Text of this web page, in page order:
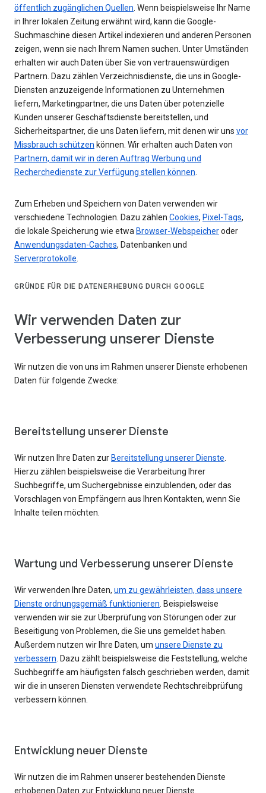
öffentlich zugänglichen Quellen. Wenn beispielsweise Ihr Name
in Ihrer lokalen Zeitung erwähnt wird, kann die Google-
Suchmaschine diesen Artikel indexieren und anderen Personen
zeigen, wenn sie nach Ihrem Namen suchen. Unter Umständen
erhalten wir auch Daten über Sie von vertrauenswürdigen
Partnern. Dazu zählen Verzeichnisdienste, die uns in Google-
Diensten anzuzeigende Informationen zu Unternehmen
liefern, Marketingpartner, die uns Daten über potenzielle
Kunden unserer Geschäftsdienste bereitstellen, und
Sicherheitspartner, die uns Daten liefern, mit denen wir uns vor
Missbrauch schützen können. Wir erhalten auch Daten von
Partnern, damit wir in deren Auftrag Werbung und
Recherchedienste zur Verfügung stellen können.
Zum Erheben und Speichern von Daten verwenden wir
verschiedene Technologien. Dazu zählen Cookies, Pixel-Tags,
die lokale Speicherung wie etwa Browser-Webspeicheroder
Anwendungsdaten-Caches, Datenbanken und
Serverprotokolle.
GRÜNDE FÜR DIE DATENERHEBUNG DURCH GOOGLE
Wir verwenden Daten zur
Verbesserung unserer Dienste
Wir nutzen die von uns im Rahmen unserer Dienste erhobenen
Daten für folgende Zwecke:
Bereitstellung unserer Dienste
Wir nutzen Ihre Daten zur Bereitstellung unserer Dienste
Hierzu zählen beispielsweise die Verarbeitung Ihrer
Suchbegriffe, um Suchergebnisse einzublenden, oder das
Vorschlagen von Empfängern aus Ihren Kontakten, wenn Sie
Inhalte teilen möchten.
Wartung und Verbesserung unserer Dienste
Wir verwenden Ihre Daten, um zu gewährleisten, dass unsere
Dienste ordnungsgemäß funktionieren . Beispielsweise
verwenden wir sie zur Überprüfung von Störungen oder zur
Beseitigung von Problemen, die Sie uns gemeldet haben.
Außerdem nutzen wir Ihre Daten, um unsere Dienste zu
verbessern . Dazu zählt beispielsweise die Feststellung, welche
Suchbegriffe am häufigsten falsch geschrieben werden, damit
wir die in unseren Diensten verwendete Rechtschreibprüfung
verbessern können.
Entwicklung neuer Dienste
Wir nutzen die im Rahmen unserer bestehenden Dienste
erhobenen Daten zur Entwicklung neuer Dienste.